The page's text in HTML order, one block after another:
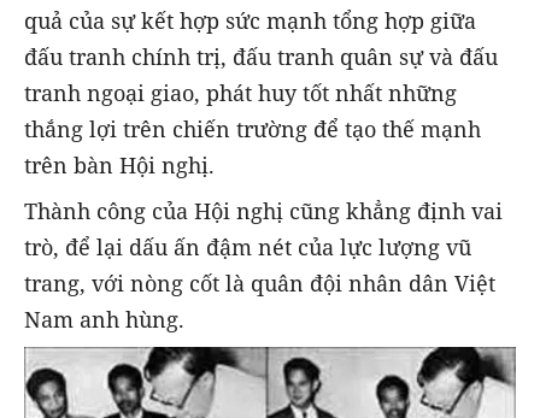
quả của sự kết hợp sức mạnh tổng hợp giữa
đấu tranh chính trị, đấu tranh quân sự và đấu
tranh ngoại giao, phát huy tốt nhất những
thắng lợi trên chiến trường để tạo thế mạnh
trên bàn Hội nghị.
Thành công của Hội nghị cũng khẳng định vai
trò, để lại dấu ấn đậm nét của lực lượng vũ
trang, với nòng cốt là quân đội nhân dân Việt
Nam anh hùng.